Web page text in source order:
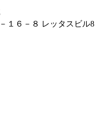
１６－８ レッタスビル8